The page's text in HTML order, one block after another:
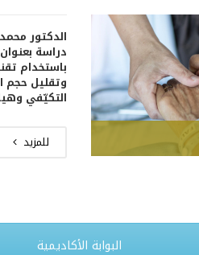
الدكتور
دراسة
باستخدام
وتقليل حجم
التكيّفي
للمزيد
البوابة الأكاديمية